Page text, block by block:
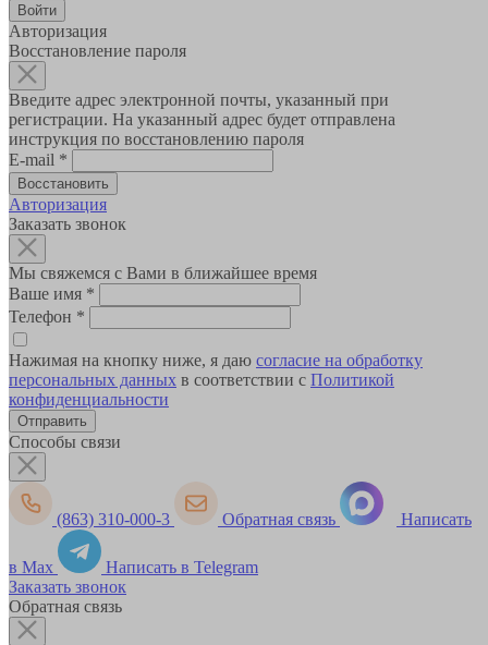
Авторизация
Восстановление пароля
Введите адрес электронной почты, указанный при
регистрации. На указанный адрес будет отправлена
инструкция по восстановлению пароля
E-mail *
Авторизация
Заказать звонок
Мы свяжемся с Вами в ближайшее время
Ваше имя *
Телефон *
Нажимая на кнопку ниже, я даю согласие на обработку
персональных данных в соответствии с Политикой
конфиденциальности
Способы связи
(863) 310-000-3 Обратная связь Написать
в Max
Написать в Telegram
Заказать звонок
Обратная связь